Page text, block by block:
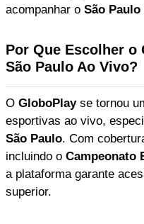
acompanhar o São Paulo
Por Que Escolher
São Paulo Ao Vivo?
O GloboPlayse tornou
esportivas ao vivo,
São Paulo. Com
incluindo o Campeonato
a plataforma garante
superior.